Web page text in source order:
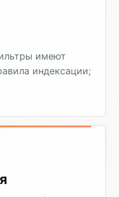
имеют
индексации;